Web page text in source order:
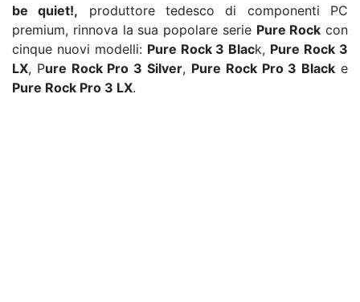
be quiet!, produttore tedesco di componenti PC
premium, rinnova la sua popolare serie Pure Rock con
cinque nuovi modelli: Pure Rock 3 Black, Pure Rock 3
LX, Pure Rock Pro 3 Silver, Pure Rock Pro 3 Black e
Pure Rock Pro 3 LX.